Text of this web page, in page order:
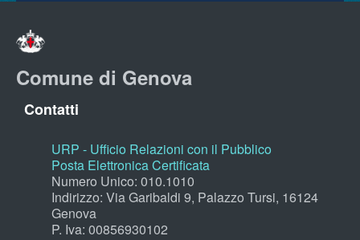
Comune di Genova
Contatti
URP - Ufficio Relazioni con il Pubblico
Posta Elettronica Certificata
Numero Unico: 010.1010
Indirizzo: Via Garibaldi 9, Palazzo Tursi, 16124
Genova
P. Iva: 00856930102